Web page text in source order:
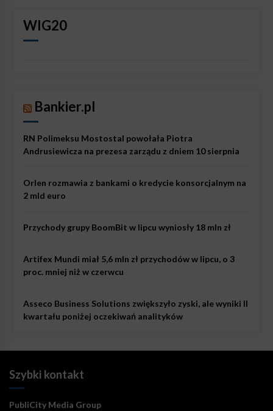
WIG20
Bankier.pl
RN Polimeksu Mostostal powołała Piotra
Andrusiewicza na prezesa zarządu z dniem 10 sierpnia
Orlen rozmawia z bankami o kredycie konsorcjalnym na
2 mld euro
Przychody grupy BoomBit w lipcu wyniosły 18 mln zł
Artifex Mundi miał 5,6 mln zł przychodów w lipcu, o 3
proc. mniej niż w czerwcu
Asseco Business Solutions zwiększyło zyski, ale wyniki II
kwartału poniżej oczekiwań analityków
Szybki kontakt
PubliCity Media Group